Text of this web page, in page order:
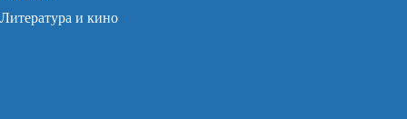
Литература и кино